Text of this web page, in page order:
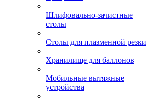
Шлифовально-зачистные
столы
Столы для плазменной резки
Хранилище для баллонов
Мобильные вытяжные
устройства